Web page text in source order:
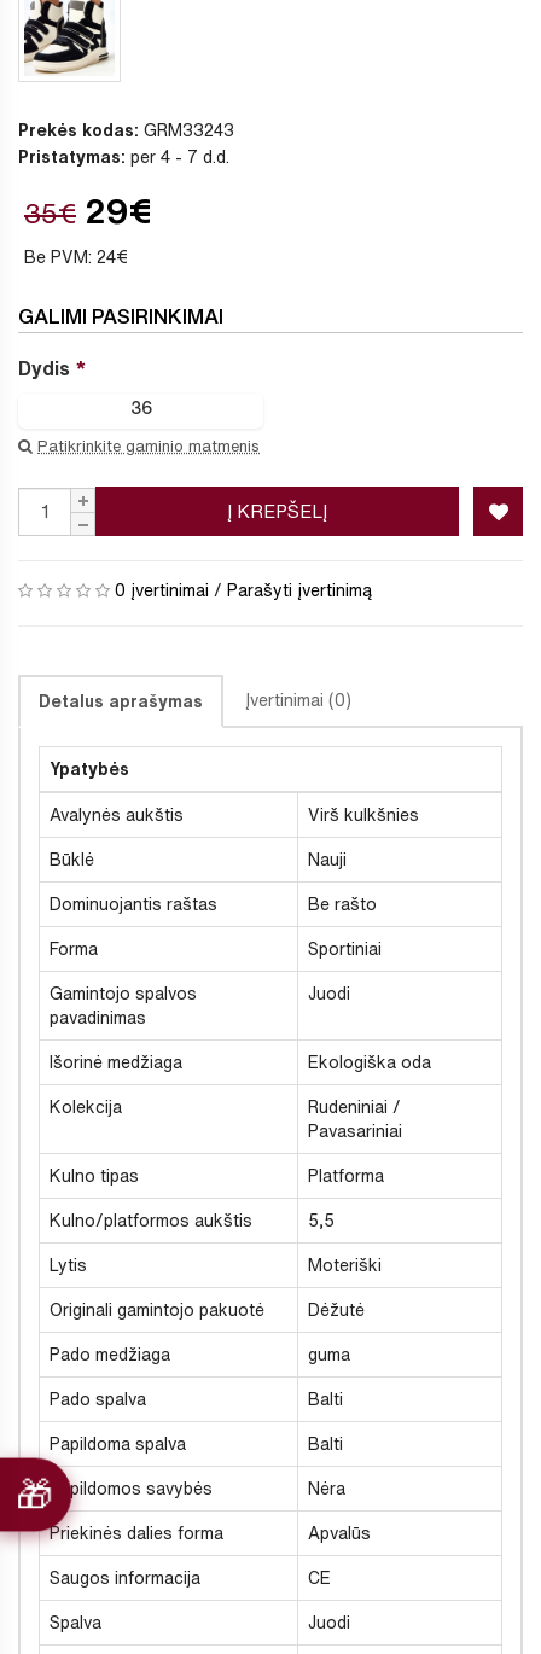
Prekės kodas: GRM33243
Pristatymas: per 4 - 7 d.d.
35€ 29€
Be PVM: 24€
GALIMI PASIRINKIMAI
Dydis
36
Patikrinkite gaminio matmenis
Į KREPŠELĮ
0 įvertinimai / Parašyti įvertinimą
Detalus aprašymas Įvertinimai (0)
Ypatybės
Avalynės aukštis Virš kulkšnies
Būklė Nauji
Dominuojantis raštas Be rašto
Forma Sportiniai
Gamintojo spalvos
pavadinimas
Juodi
Išorinė medžiaga Ekologiška oda
Kolekcija
Rudeniniai /
Pavasariniai
Kulno tipas Platforma
Kulno/platformos aukštis 5,5
Lytis Moteriški
Originali gamintojo pakuotė Dėžutė
Pado medžiaga guma
Pado spalva Balti
Papildoma spalva Balti
Papildomos savybės Nėra
Priekinės dalies forma Apvalūs
Saugos informacija CE
Spalva Juodi